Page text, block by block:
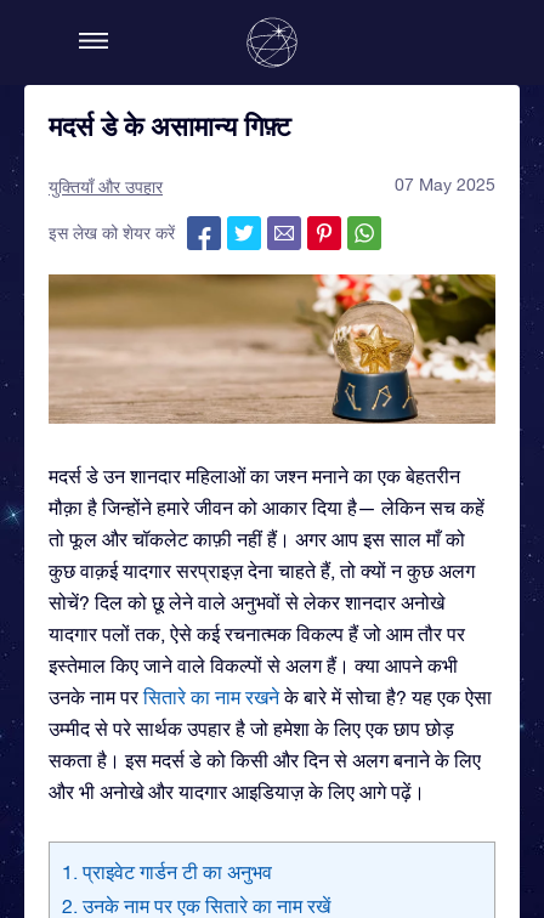
मदर्स डे के असामान्य गिफ़्ट
युक्तियाँ और उपहार 07 May 2025
इस लेख को शेयर करें
मदर्स डे उन शानदार महिलाओं का जश्न मनाने का एक बेहतरीन
मौक़ा है जिन्होंने हमारे जीवन को आकार दिया है— लेकिन सच कहें
तो फूल और चॉकलेट काफ़ी नहीं हैं। अगर आप इस साल माँ को
कुछ वाक़ई यादगार सरप्राइज़ देना चाहते हैं, तो क्यों न कुछ अलग
सोचें? दिल को छू लेने वाले अनुभवों से लेकर शानदार अनोखे
यादगार पलों तक, ऐसे कई रचनात्मक विकल्प हैं जो आम तौर पर
इस्तेमाल किए जाने वाले विकल्पों से अलग हैं। क्या आपने कभी
उनके नाम परसितारे का नाम रखनेके बारे में सोचा है? यह एक ऐसा
उम्मीद से परे सार्थक उपहार है जो हमेशा के लिए एक छाप छोड़
सकता है। इस मदर्स डे को किसी और दिन से अलग बनाने के लिए
और भी अनोखे और यादगार आइडियाज़ के लिए आगे पढ़ें।
1. प्राइवेट गार्डन टी का अनुभव
2. उनके नाम पर एक सितारे का नाम रखें